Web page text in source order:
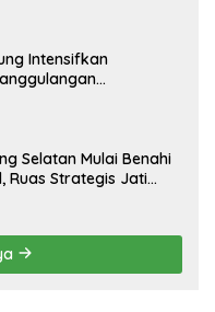
Intensifkan
Selatan Mulai Benahi
Ruas Strategis Jati